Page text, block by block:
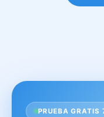
PRUEBA GRATIS